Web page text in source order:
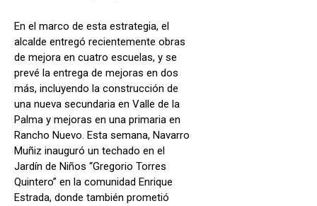
En el marco de esta estrategia, el
alcalde entregó recientemente obras
de mejora en cuatro escuelas, y se
prevé la entrega de mejoras en dos
más, incluyendo la construcción de
una nueva secundaria en Valle de la
Palma y mejoras en una primaria en
Rancho Nuevo. Esta semana, Navarro
Muñiz inauguró un techado en el
Jardín de Niños “Gregorio Torres
Quintero” en la comunidad Enrique
Estrada, donde también prometió